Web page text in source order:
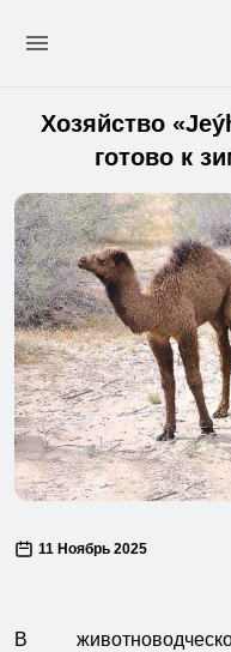
Хозяйство
готово к
11 Ноябрь 2025
В